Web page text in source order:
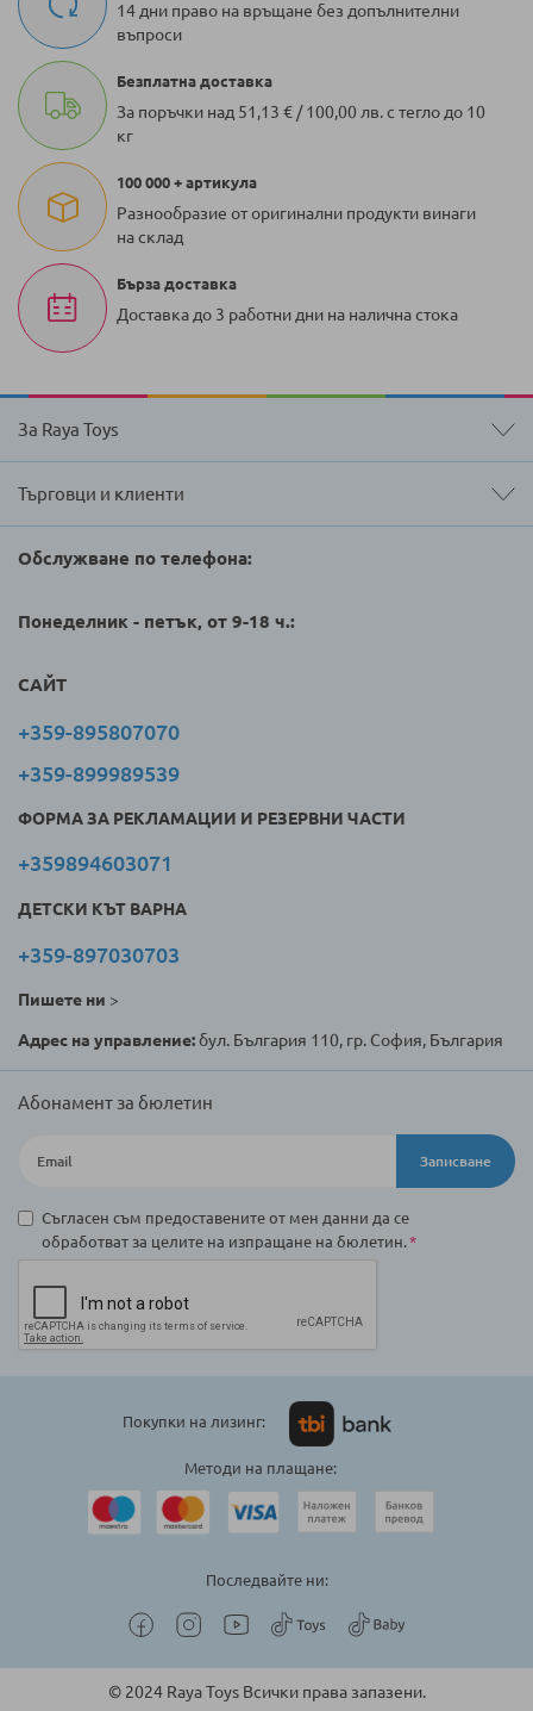
14 дни право на връщане без допълнителни
въпроси
Безплатна доставка
За поръчки над 51,13 € / 100,00 лв. с тегло до 10
кг
100 000 + артикула
Разнообразие от оригинални продукти винаги
на склад
Бърза доставка
Доставка до 3 работни дни на налична стока
За Raya Toys
Търговци и клиенти
Обслужване по телефона:
Понеделник - петък, от 9-18 ч.:
САЙТ
+359-895807070
+359-899989539
ФОРМА ЗА РЕКЛАМАЦИИ И РЕЗЕРВНИ ЧАСТИ
+359894603071
ДЕТСКИ КЪТ ВАРНА
+359-897030703
Пишете ни >
Адрес на управление:бул. България 110, гр. София, България
Абонамент за бюлетин
Записване
Съгласен съм предоставените от мен данни да се
обработват за целите на изпращане на бюлетин.
Покупки на лизинг:
Методи на плащане:
Последвайте ни:
© 2024 Raya Toys Всички права запазени.